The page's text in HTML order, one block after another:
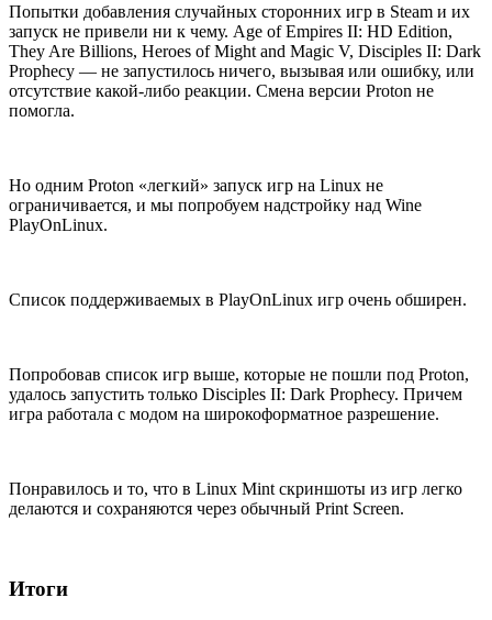
Попытки добавления случайных сторонних игр в Steam и их
запуск не привели ни к чему. Age of Empires II: HD Edition,
They Are Billions, Heroes of Might and Magic V, Disciples II: Dark
Prophecy — не запустилось ничего, вызывая или ошибку, или
отсутствие какой-либо реакции. Смена версии Proton не
помогла.
Но одним Proton «легкий» запуск игр на Linux не
ограничивается, и мы попробуем надстройку над Wine
PlayOnLinux.
Список поддерживаемых в PlayOnLinux игр очень обширен.
Попробовав список игр выше, которые не пошли под Proton,
удалось запустить только Disciples II: Dark Prophecy. Причем
игра работала с модом на широкоформатное разрешение.
Понравилось и то, что в Linux Mint скриншоты из игр легко
делаются и сохраняются через обычный Print Screen.
Итоги